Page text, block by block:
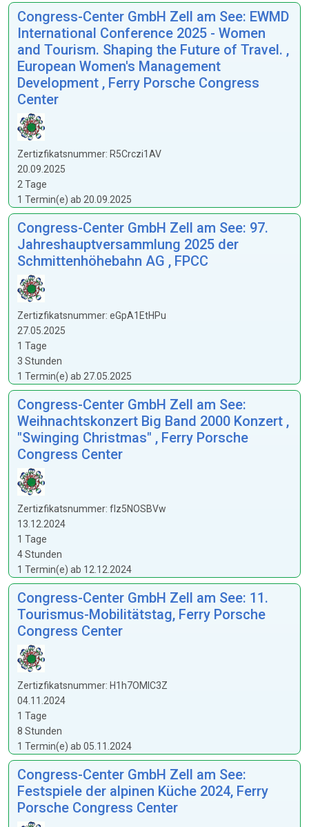
Congress-Center GmbH Zell am See: EWMD
International Conference 2025 - Women
and Tourism. Shaping the Future of Travel. ,
European Women's Management
Development , Ferry Porsche Congress
Center
Zertizfikatsnummer: R5Crczi1AV
20.09.2025
2 Tage
1 Termin(e) ab 20.09.2025
Congress-Center GmbH Zell am See: 97.
Jahreshauptversammlung 2025 der
Schmittenhöhebahn AG , FPCC
Zertizfikatsnummer: eGpA1EtHPu
27.05.2025
1 Tage
3 Stunden
1 Termin(e) ab 27.05.2025
Congress-Center GmbH Zell am See:
Weihnachtskonzert Big Band 2000 Konzert ,
"Swinging Christmas" , Ferry Porsche
Congress Center
Zertizfikatsnummer: fIz5NOSBVw
13.12.2024
1 Tage
4 Stunden
1 Termin(e) ab 12.12.2024
Congress-Center GmbH Zell am See: 11.
Tourismus-Mobilitätstag, Ferry Porsche
Congress Center
Zertizfikatsnummer: H1h7OMIC3Z
04.11.2024
1 Tage
8 Stunden
1 Termin(e) ab 05.11.2024
Congress-Center GmbH Zell am See:
Festspiele der alpinen Küche 2024, Ferry
Porsche Congress Center